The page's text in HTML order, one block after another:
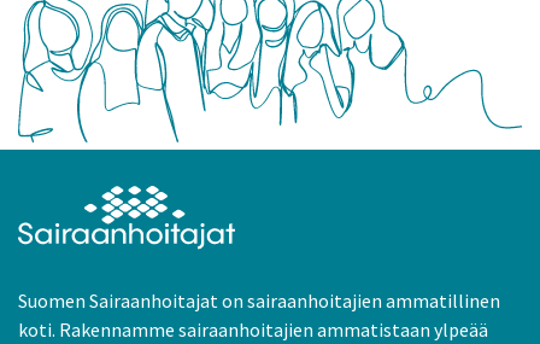
Suomen Sairaanhoitajat on sairaanhoitajien ammatillinen
koti. Rakennamme sairaanhoitajien ammatistaan ylpeää